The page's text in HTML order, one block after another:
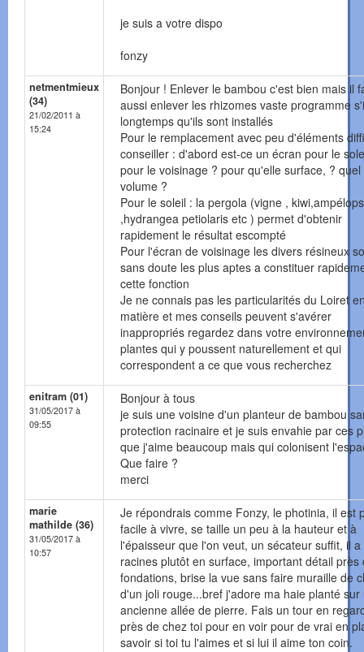
je suis a votre dispo
fonzy
netmentmieux
(34)
21/02/2011 à
15:24
Bonjour ! Enlever le bambou c'est bien mais il
aussi enlever les rhizomes vaste programme
longtemps qu'ils sont installés
Pour le remplacement avec peu d'éléments
conseiller : d'abord est-ce un écran pour le
pour le voisinage ? pour qu'elle surface, ? quel
volume ?
Pour le soleil : la pergola (vigne ,
,hydrangea petiolaris etc ) permet d'obtenir
rapidement le résultat escompté
Pour l'écran de voisinage les divers résineux
sans doute les plus aptes a constituer
cette fonction
Je ne connais pas les particularités du Loiret
matière et mes conseils peuvent s'avérer
inappropriés regardez dans votre
plantes qui y poussent naturellement et qui
correspondent a ce que vous recherchez
enitram (01)
31/05/2017 à
09:55
Bonjour à tous
je suis une voisine d'un planteur de bambou
protection racinaire et je suis envahie par ces
que j'aime beaucoup mais qui colonisent
Que faire ?
merci
marie
mathilde (36)
31/05/2017 à
10:57
Je répondrais comme Fonzy, le photinia, il est
facile à vivre, se taille un peu à la hauteur et à
l'épaisseur que l'on veut, un sécateur suffit, il a
racines plutôt en surface, important détail près
fondations, brise la vue sans faire muraille de
d'un joli rouge...bref j'adore ma haie planté sur
ancienne allée de pierre. Fais un tour en
près de chez toi pour en voir pour de vrai en
savoir si toi tu l'aimes et si lui il aime ton coin.